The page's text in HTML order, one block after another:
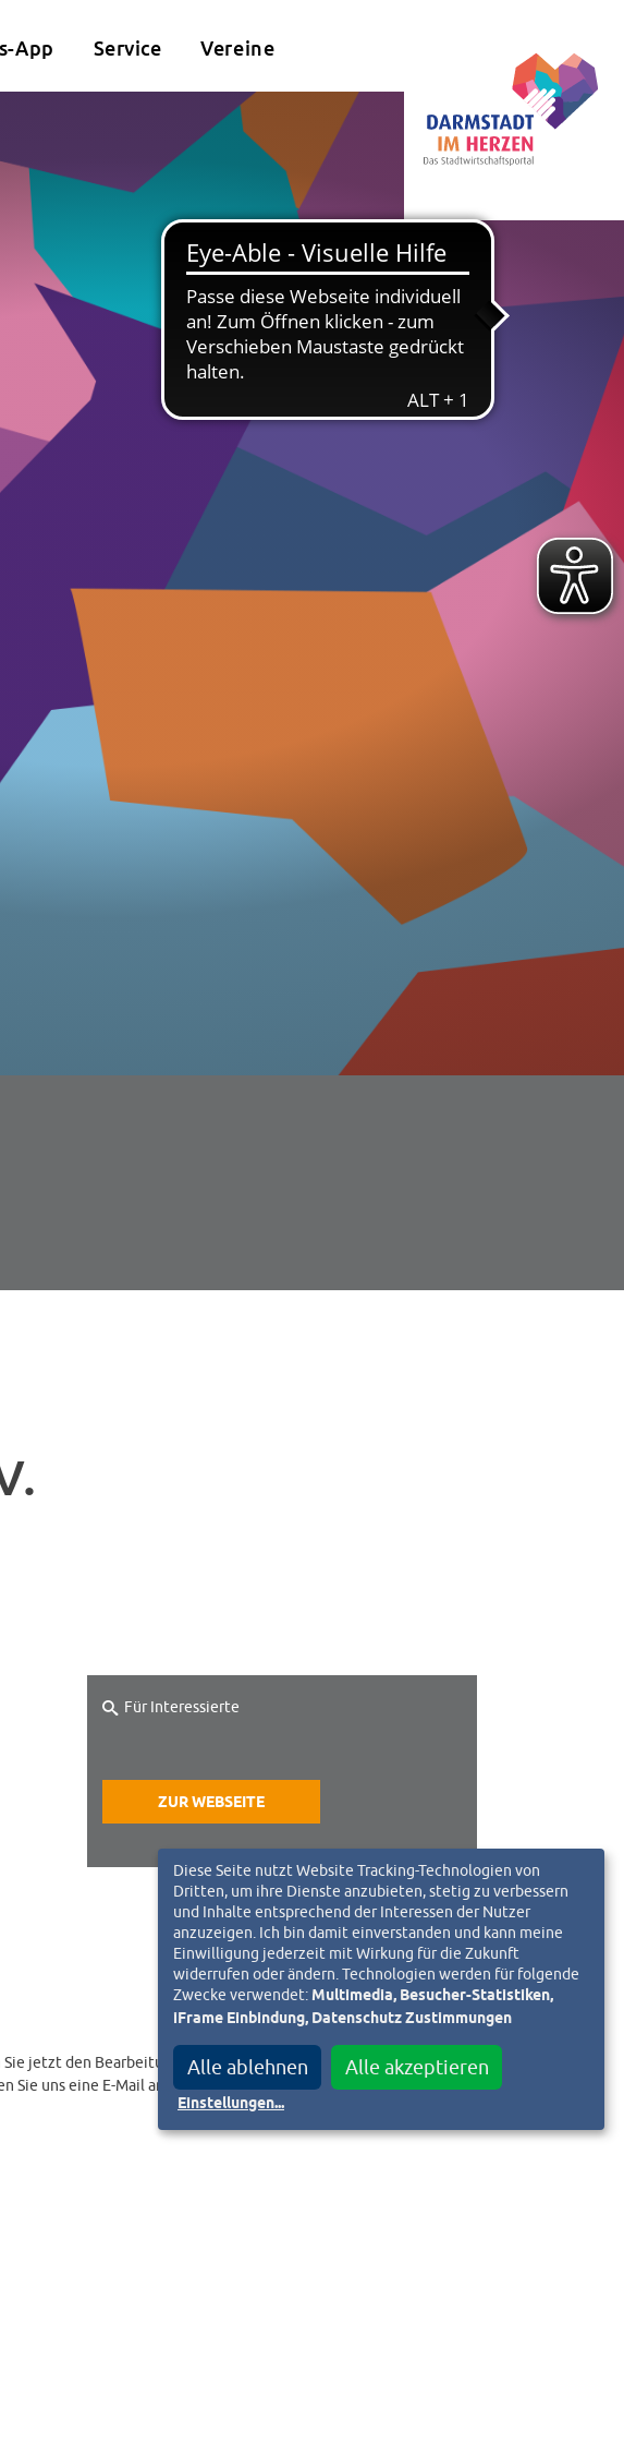
App Service Vereine
Für Interessierte
ZUR WEBSEITE
Sie jetzt den Bearbeitungslink an.
Sie uns eine E-Mail an
Diese Seite nutzt Website Tracking-Technologien von
Dritten, um ihre Dienste anzubieten, stetig zu verbessern
und Inhalte entsprechend der Interessen der Nutzer
anzuzeigen. Ich bin damit einverstanden und kann meine
Einwilligung jederzeit mit Wirkung für die Zukunft
widerrufen oder ändern. Technologien werden für folgende
Zwecke verwendet:Multimedia, Besucher-Statistiken,
iFrame Einbindung, Datenschutz Zustimmungen
Alle ablehnen Alle akzeptieren
Einstellungen...